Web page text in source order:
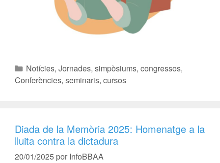
Notícies, Jornades, simpòsiums, congressos,
Conferències, seminaris, cursos
Diada de la Memòria 2025: Homenatge a la
lluita contra la dictadura
20/01/2025 por InfoBBAA